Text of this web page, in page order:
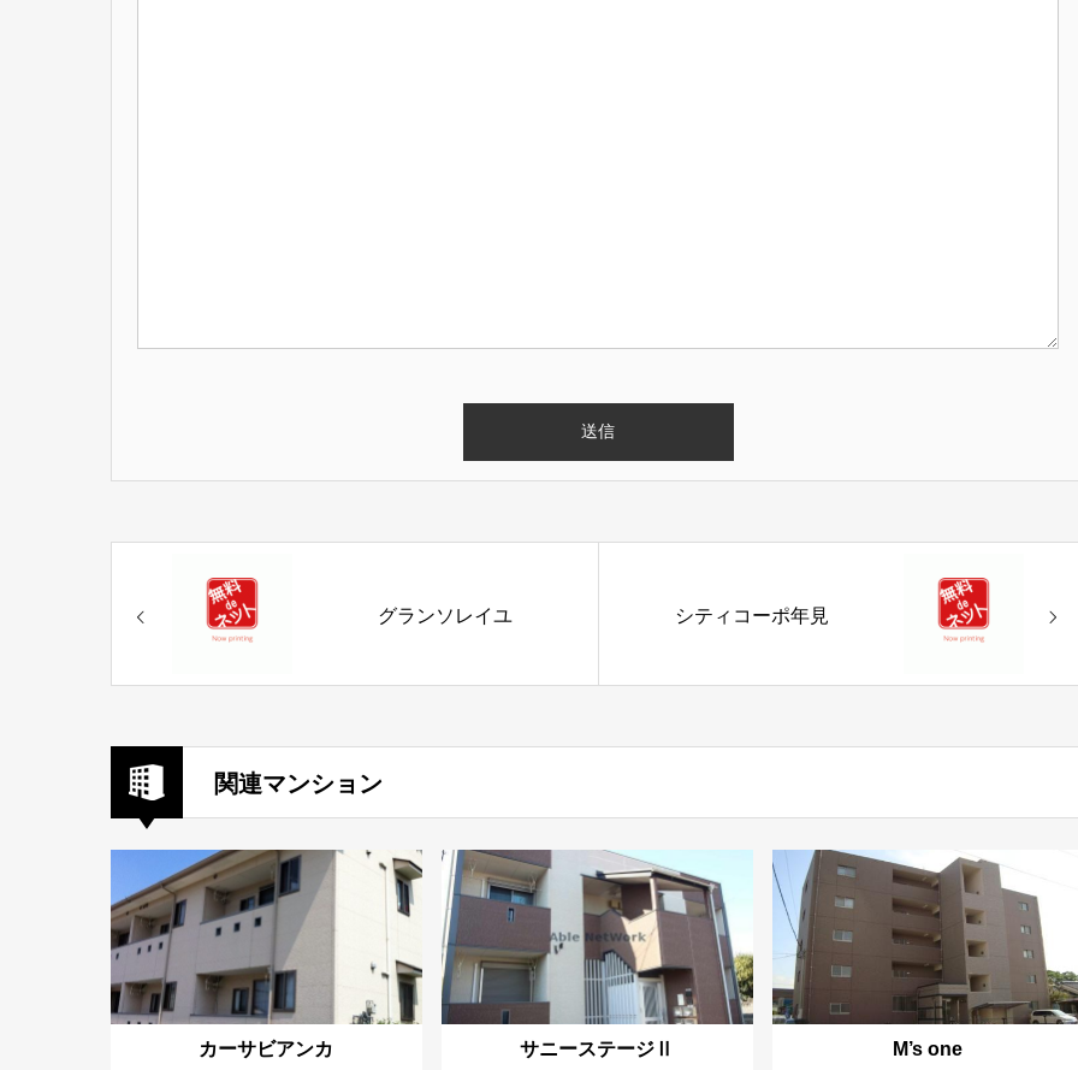
グランソレイユ シティコーポ年見
関連マンション
カーサビアンカ サニーステージⅡ M’s one